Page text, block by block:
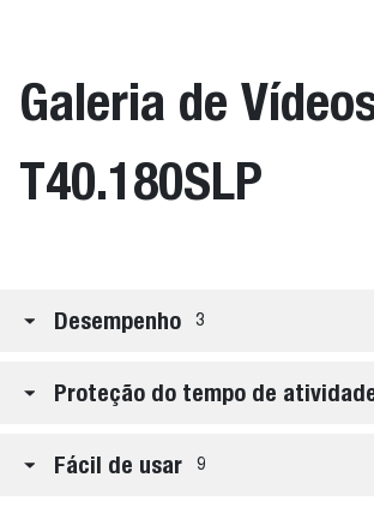
Galeria de
T40.180SLP
Desempenho 3
Proteção do tempo de
Fácil de usar 9